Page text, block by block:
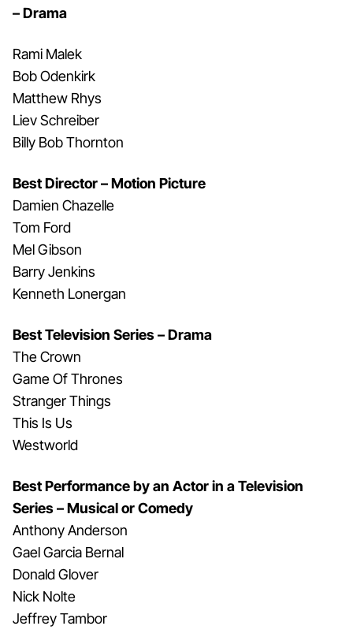
– Drama
Rami Malek
Bob Odenkirk
Matthew Rhys
Liev Schreiber
Billy Bob Thornton
Best Director – Motion Picture
Damien Chazelle
Tom Ford
Mel Gibson
Barry Jenkins
Kenneth Lonergan
Best Television Series – Drama
The Crown
Game Of Thrones
Stranger Things
This Is Us
Westworld
Best Performance by an Actor in a Television
Series – Musical or Comedy
Anthony Anderson
Gael Garcia Bernal
Donald Glover
Nick Nolte
Jeffrey Tambor